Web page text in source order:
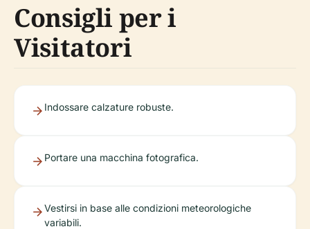
Consigli per i
Visitatori
Indossare calzature robuste.
Portare una macchina fotografica.
Vestirsi in base alle condizioni meteorologiche
variabili.